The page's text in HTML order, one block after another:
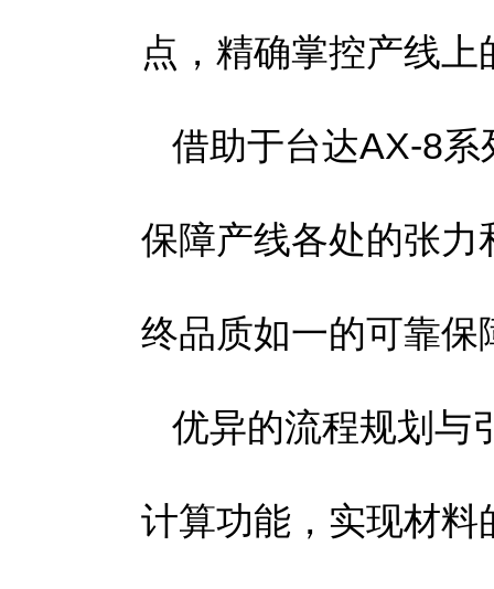
点，精确掌控产线
借助于台达AX-8
保障产线各处的张力
终品质如一的可靠保
优异的流程规划与
计算功能，实现材